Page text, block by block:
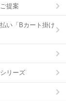
提案
い「Bカート掛け
リーズ